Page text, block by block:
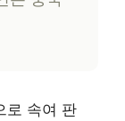
로 속여 판